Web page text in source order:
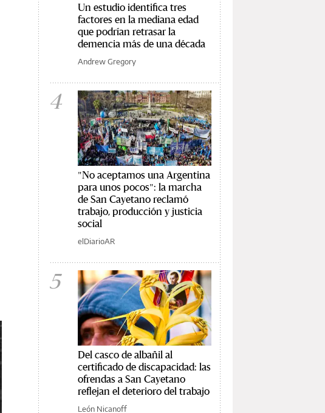
Un estudio identifica tres
factores en la mediana edad
que podrían retrasar la
demencia más de una década
Andrew Gregory
4
"No aceptamos una Argentina
para unos pocos": la marcha
de San Cayetano reclamó
trabajo, producción y justicia
social
elDiarioAR
5
Del casco de albañil al
certificado de discapacidad: las
ofrendas a San Cayetano
reflejan el deterioro del trabajo
León Nicanoff